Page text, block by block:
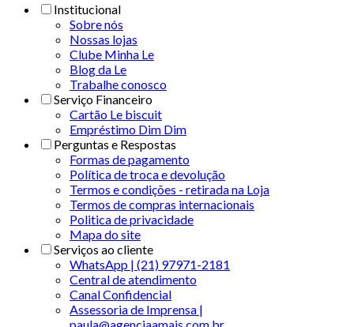
Institucional
Sobre nós
Nossas lojas
Clube Minha Le
Blog da Le
Trabalhe conosco
Serviço Financeiro
Cartão Le biscuit
Empréstimo Dim Dim
Perguntas e Respostas
Formas de pagamento
Política de troca e devolução
Termos e condições - retirada na Loja
Termos de compras internacionais
Politica de privacidade
Mapa do site
Serviços ao cliente
WhatsApp | (21) 97971-2181
Central de atendimento
Canal Confidencial
Assessoria de Imprensa |